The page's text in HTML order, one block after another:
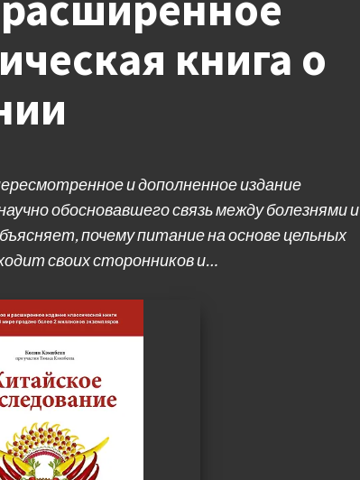
книга о
и дополненное издание
обосновавшего связь между болезнями и
почему питание на основе цельных
своих сторонников и…